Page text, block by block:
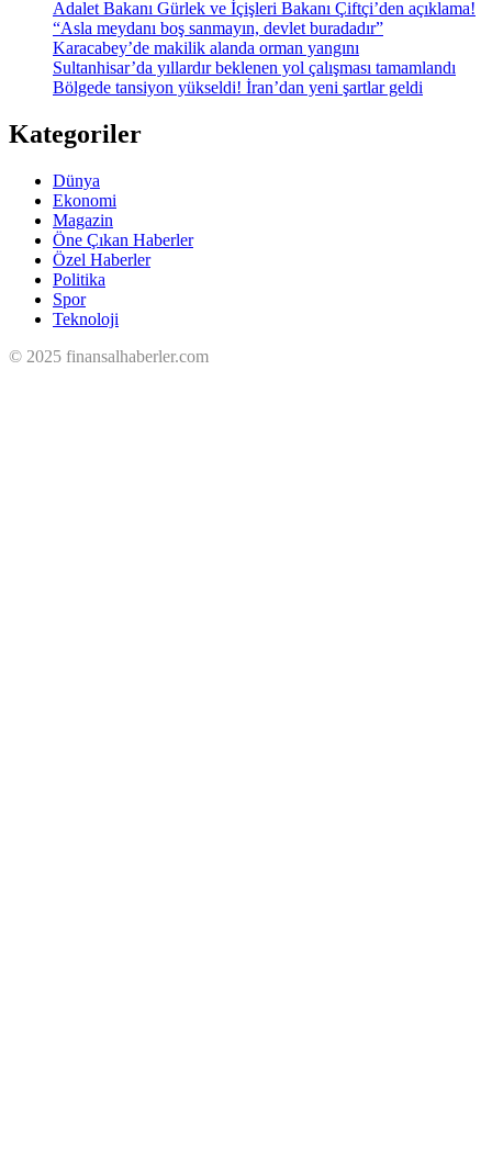
Adalet Bakanı Gürlek ve İçişleri Bakanı Çiftçi’den açıklama!
“Asla meydanı boş sanmayın, devlet buradadır”
Karacabey’de makilik alanda orman yangını
Sultanhisar’da yıllardır beklenen yol çalışması tamamlandı
Bölgede tansiyon yükseldi! İran’dan yeni şartlar geldi
Kategoriler
Dünya
Ekonomi
Magazin
Öne Çıkan Haberler
Özel Haberler
Politika
Spor
Teknoloji
© 2025 finansalhaberler.com